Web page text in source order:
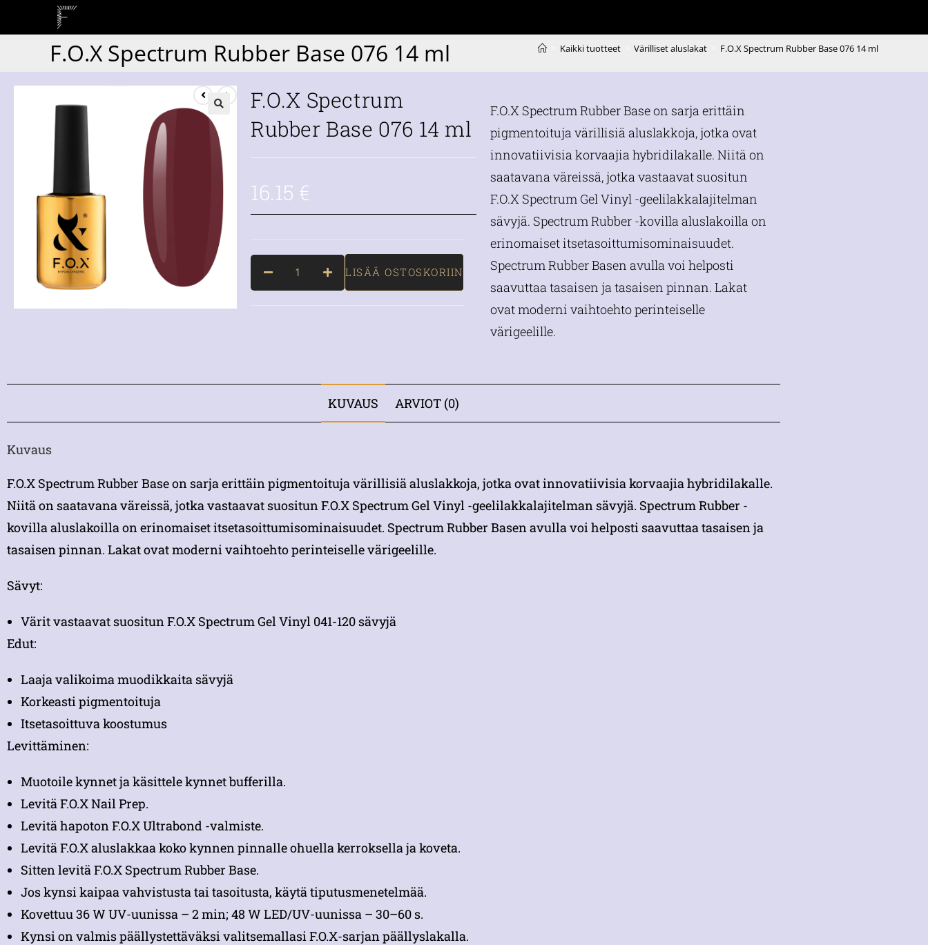
F.O.X Spectrum Rubber Base 076 14 ml Kaikki tuotteet Värilliset aluslakat F.O.X Spectrum Rubber Base 076 14 ml
F.O.X Spectrum
Rubber Base 076 14 ml
16.15 €
LISÄÄ OSTOSKORIIN
F.O.X Spectrum Rubber Base on sarja erittäin
pigmentoituja värillisiä aluslakkoja, jotka ovat
innovatiivisia korvaajia hybridilakalle. Niitä on
saatavana väreissä, jotka vastaavat suositun
F.O.X Spectrum Gel Vinyl -geelilakkalajitelman
sävyjä. Spectrum Rubber -kovilla aluslakoilla on
erinomaiset itsetasoittumisominaisuudet.
Spectrum Rubber Basen avulla voi helposti
saavuttaa tasaisen ja tasaisen pinnan. Lakat
ovat moderni vaihtoehto perinteiselle
värigeelille.
KUVAUS ARVIOT (0)
Kuvaus
F.O.X Spectrum Rubber Base on sarja erittäin pigmentoituja värillisiä aluslakkoja, jotka ovat innovatiivisia korvaajia hybridilakalle.
Niitä on saatavana väreissä, jotka vastaavat suositun F.O.X Spectrum Gel Vinyl -geelilakkalajitelman sävyjä. Spectrum Rubber -
kovilla aluslakoilla on erinomaiset itsetasoittumisominaisuudet. Spectrum Rubber Basen avulla voi helposti saavuttaa tasaisen ja
tasaisen pinnan. Lakat ovat moderni vaihtoehto perinteiselle värigeelille.
Sävyt:
Värit vastaavat suositun F.O.X Spectrum Gel Vinyl 041-120 sävyjä
Edut:
Laaja valikoima muodikkaita sävyjä
Korkeasti pigmentoituja
Itsetasoittuva koostumus
Levittäminen:
Muotoile kynnet ja käsittele kynnet bufferilla.
Levitä F.O.X Nail Prep.
Levitä hapoton F.O.X Ultrabond -valmiste.
Levitä F.O.X aluslakkaa koko kynnen pinnalle ohuella kerroksella ja koveta.
Sitten levitä F.O.X Spectrum Rubber Base.
Jos kynsi kaipaa vahvistusta tai tasoitusta, käytä tiputusmenetelmää.
Kovettuu 36 W UV-uunissa – 2 min; 48 W LED/UV-uunissa – 30–60 s.
Kynsi on valmis päällystettäväksi valitsemallasi F.O.X-sarjan päällyslakalla.